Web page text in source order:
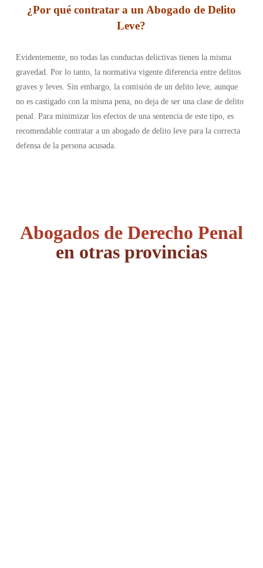
¿Por qué contratar a un Abogado de Delito
Leve?
Evidentemente, no todas las conductas delictivas tienen la misma
gravedad. Por lo tanto, la normativa vigente diferencia entre delitos
graves y leves. Sin embargo, la comisión de un delito leve, aunque
no es castigado con la misma pena, no deja de ser una clase de delito
penal. Para minimizar los efectos de una sentencia de este tipo, es
recomendable contratar a un abogado de delito leve para la correcta
defensa de la persona acusada.
Abogados de Derecho Penal
en otras provincias